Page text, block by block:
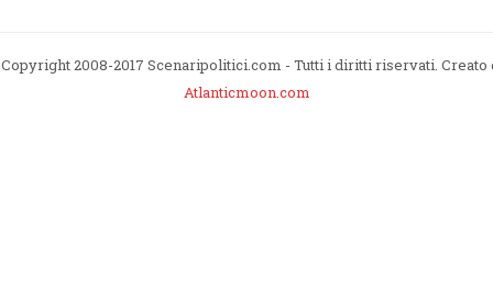
2008-2017 Scenaripolitici.com - Tutti i diritti riservati. Creato
Atlanticmoon.com